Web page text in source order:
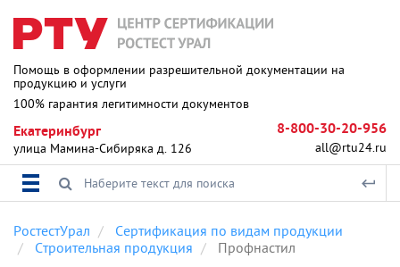
Помощь в оформлении разрешительной документации на
продукцию и услуги
100% гарантия легитимности документов
Екатеринбург
улица Мамина-Сибиряка д. 126
8-800-30-20-956
all@rtu24.ru
РостестУрал
Сертификация по видам продукции
Строительная продукция
Профнастил